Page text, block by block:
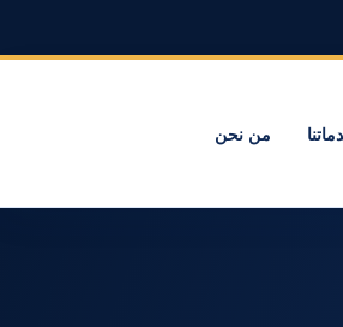
من نحن